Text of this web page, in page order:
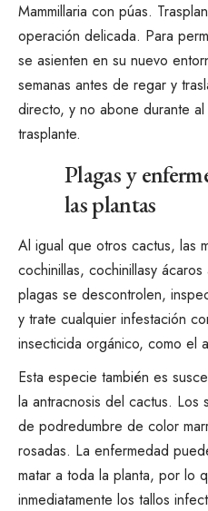
Mammillaria con púas.
operación delicada. Para
se asienten en su nuevo
semanas antes de regar y
directo, y no abone durante
trasplante.
Plagas y
las plantas
Al igual que otros cactus, las
cochinillas, cochinillasy ácaros
plagas se descontrolen,
y trate cualquier infestación
insecticida orgánico, como el
Esta especie también es
la antracnosis del cactus. Los
de podredumbre de color
rosadas. La enfermedad
matar a toda la planta, por lo
inmediatamente los tallos